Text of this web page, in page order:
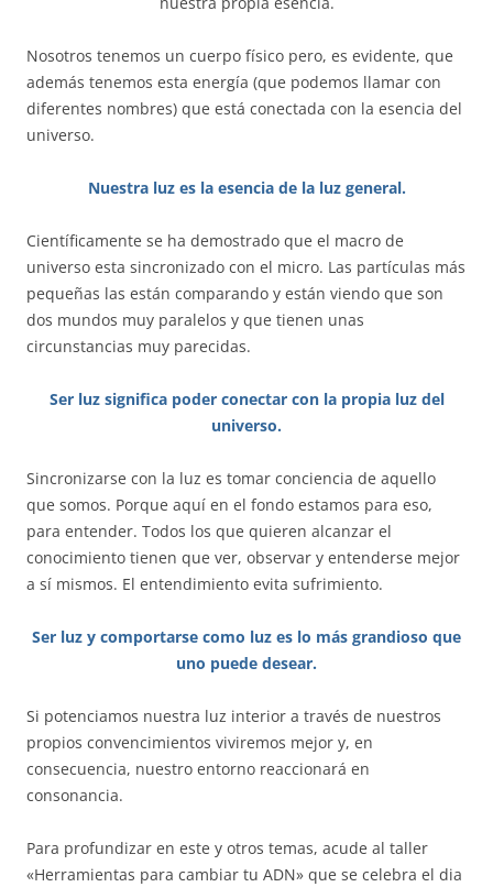
Nosotros tenemos un cuerpo físico pero, es evidente, que
además tenemos esta energía (que podemos llamar con
diferentes nombres) que está conectada con la esencia del
universo.
Nuestra luz es la esencia de la luz general.
Científicamente se ha demostrado que el macro de
universo esta sincronizado con el micro. Las partículas más
pequeñas las están comparando y están viendo que son
dos mundos muy paralelos y que tienen unas
circunstancias muy parecidas.
Ser luz significa poder conectar con la propia luz del
universo.
Sincronizarse con la luz es tomar conciencia de aquello
que somos. Porque aquí en el fondo estamos para eso,
para entender. Todos los que quieren alcanzar el
conocimiento tienen que ver, observar y entenderse mejor
a sí mismos. El entendimiento evita sufrimiento.
Ser luz y comportarse como luz es lo más grandioso que
uno puede desear.
Si potenciamos nuestra luz interior a través de nuestros
propios convencimientos viviremos mejor y, en
consecuencia, nuestro entorno reaccionará en
consonancia.
Para profundizar en este y otros temas, acude al taller
«Herramientas para cambiar tu ADN» que se celebra el dia